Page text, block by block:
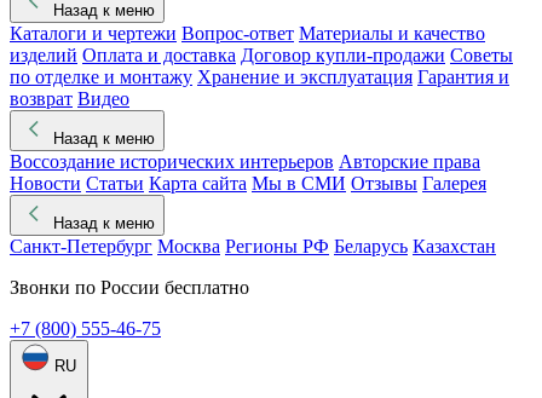
Назад к меню
Каталоги и чертежи Вопрос-ответ Материалы и качество
изделий Оплата и доставка Договор купли-продажи Советы
по отделке и монтажу Хранение и эксплуатация Гарантия и
возврат Видео
Назад к меню
Воссоздание исторических интерьеров Авторские права
Новости Статьи Карта сайта Мы в СМИ Отзывы Галерея
Назад к меню
Санкт-Петербург Москва Регионы РФ Беларусь Казахстан
Звонки по России бесплатно
+7 (800) 555-46-75
RU